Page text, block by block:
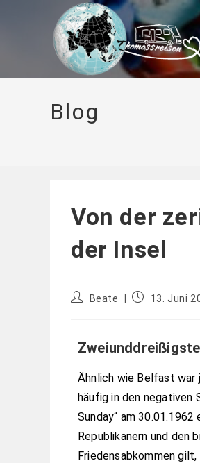
Blog
Von der
der Insel
Beate 13. Juni
Ähnlich wie Belfast war
häufig in den negativen
Sunday“ am
Republikanern und den
Friedensabkommen